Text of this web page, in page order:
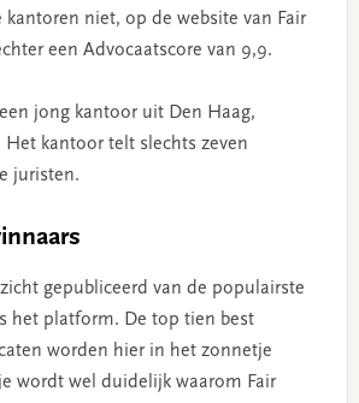
kantoren niet, op de website van Fair
een Advocaatscore van 9,9.
jong kantoor uit Den Haag,
kantoor telt slechts zeven
juristen.
gepubliceerd van de populairste
het platform. De top tien best
worden hier in het zonnetje
wordt wel duidelijk waarom Fair